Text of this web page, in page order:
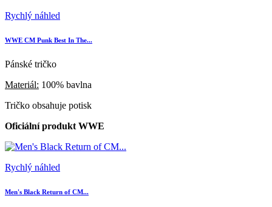
Rychlý náhled
WWE CM Punk Best In The...
Pánské tričko
Materiál: 100% bavlna
Tričko obsahuje potisk
Oficiální produkt WWE
Rychlý náhled
Men's Black Return of CM...